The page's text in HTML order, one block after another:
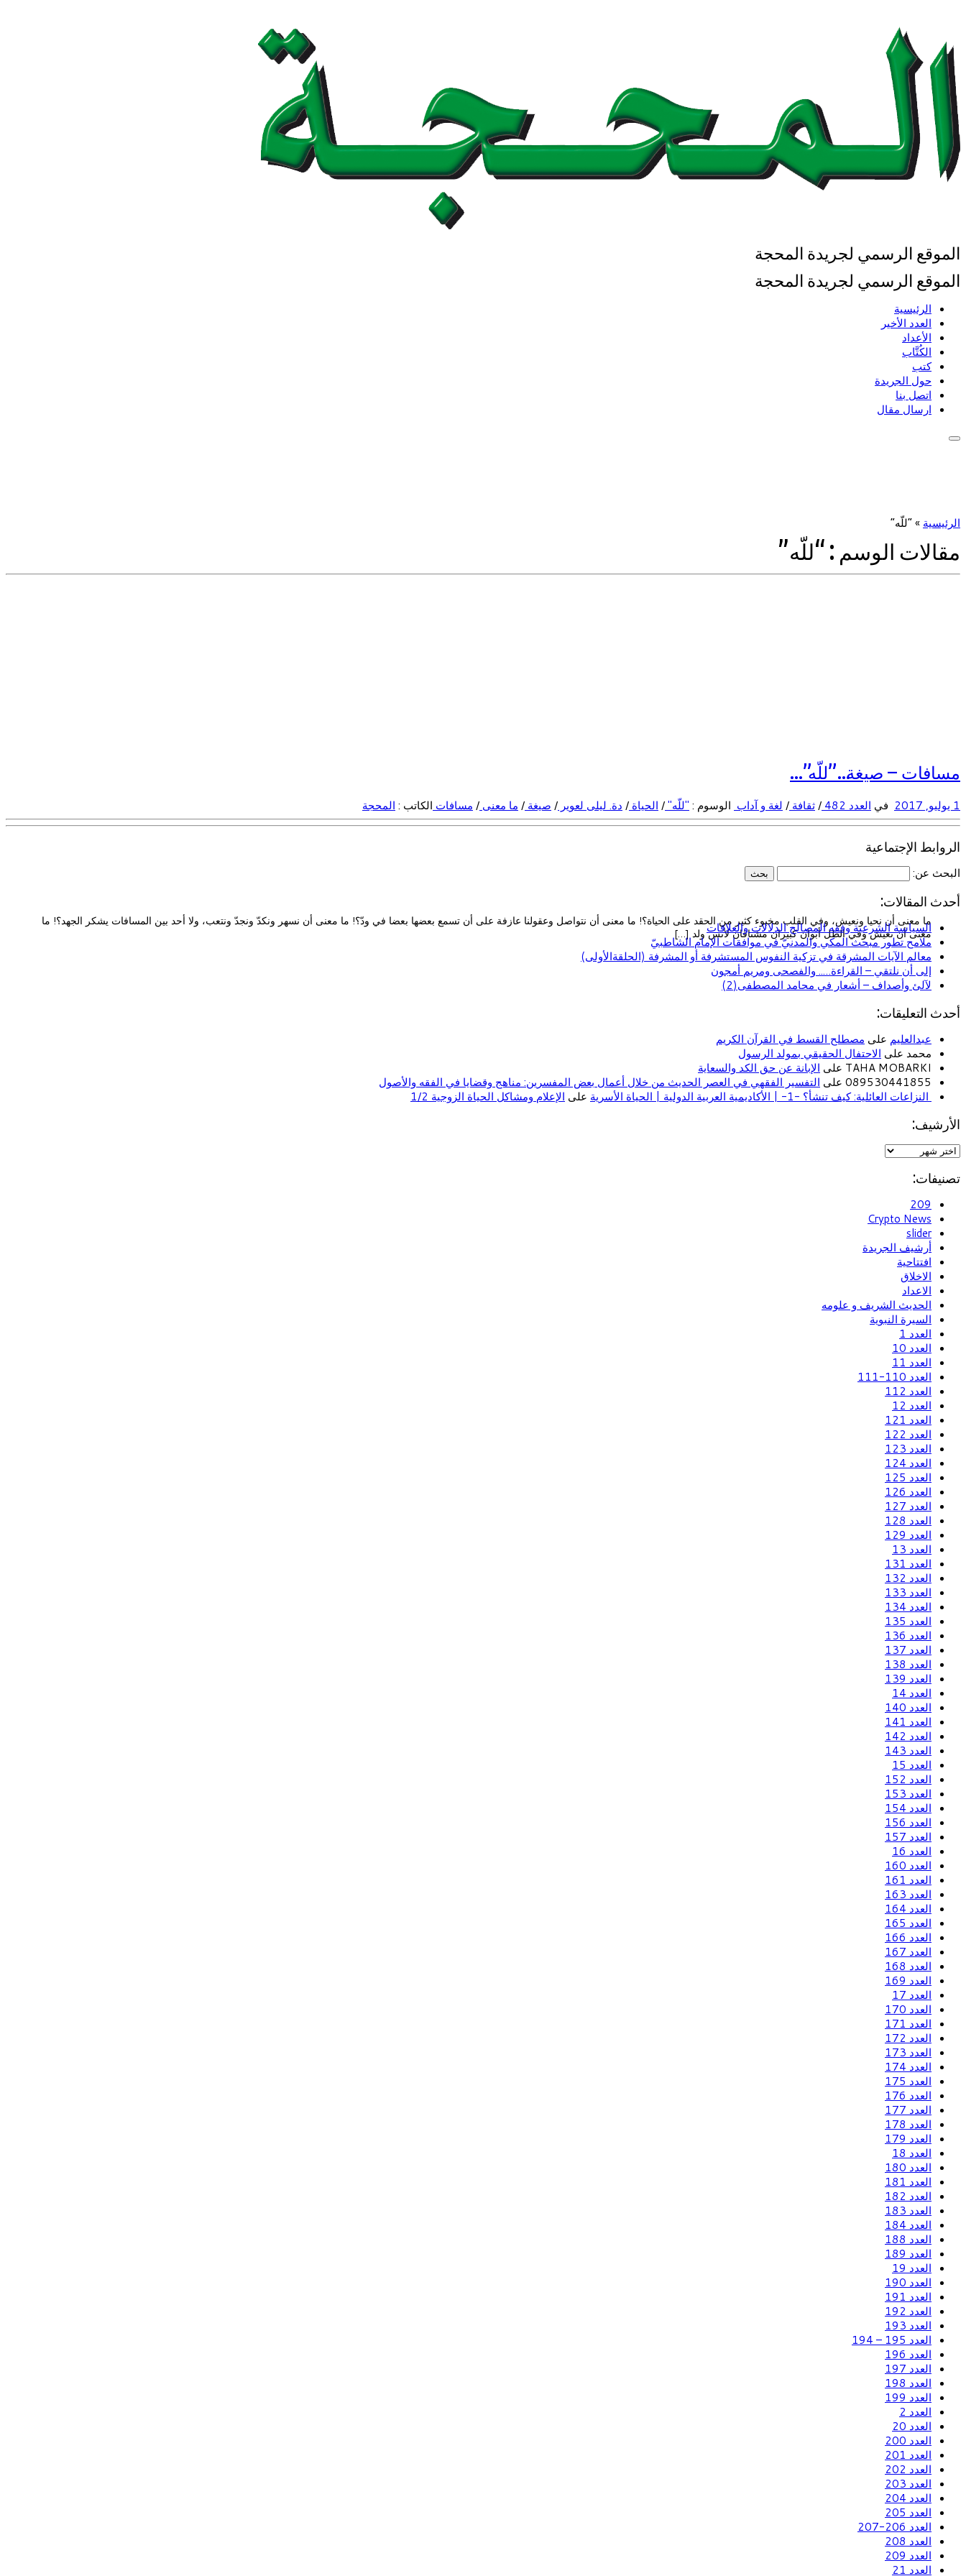
الموقع الرسمي لجريدة المحجة
الموقع الرسمي لجريدة المحجة
الرئيسية
العدد الأخير
الأعداد
الكُتَّاب
كتب
حول الجريدة
اتصل بنا
ارسال مقال
الرئيسية »“للّه”
مقالات الوسم : “للّه”
ما معنى أن نحيا ونعيش، وفي القلب مخبوء كثير من الحقد على الحياة؟! ما معنى أن نتواصل وعقولنا عازفة على أن تسمع بعضها بعضا في ودّ؟! ما معنى أن نسهر ونكدّ ونجدّ ونتعب، ولا أحد بين المسافات يشكر الجهد؟! ما
معنى أن نعيش وفي الظل أبوان كبيران مشتاقان لأنس ولد […]
مسافات – صيغة…”للّه”…
1 يوليو, 2017 في العدد 482 /ثقافة / لغة و آداب الوسوم : "للّه"/ الحياة / دة. ليلى لعوير / صيغة / ما معنى / مسافات الكاتب : المحجة
الروابط الإجتماعية
البحث عن:
أحدث المقالات:
السياسة الشرعية وفقه المصالح الدلالات والعلاقات
ملامح تطور مبحث المكي والمدنيّ في موافقات الإمام الشاطبيّ
معالم الآيات المشرقة في تزكية النفوس المستشرفة أو المشرفة (الحلقةالأولى)
إلى أن نلتقي – القراءة….. والفصحى ومريم أمجون
لآلئ وأصداف – أشعار في محامد المصطفى(2)
أحدث التعليقات:
عبدالعليم على مصطلح القسط في القرآن الكريم
محمد على الاحتفال الحقيقي بمولد الرسول
TAHA MOBARKI على
الإبانة عن حق الكد والسعاية
089530441855 على
التفسير الفقهي في العصر الحديث من خلال أعمال بعض المفسرين: مناهج وقضايا في الفقه والأصول
النزاعات العائلية: كيف تنشأ؟ -1- | الأكاديمية العربية الدولية | الحياة الأسرية
على الإعلام ومشاكل الحياة الزوجية 1/2
الأرشيف:
تصنيفات:
209
Crypto News
slider
أرشيف الجريدة
افتتاحية
الاخلاق
الاعداد
الحديث الشريف و علومه
السيرة النبوية
العدد 1
العدد 10
العدد 11
العدد 110-111
العدد 112
العدد 12
العدد 121
العدد 122
العدد 123
العدد 124
العدد 125
العدد 126
العدد 127
العدد 128
العدد 129
العدد 13
العدد 131
العدد 132
العدد 133
العدد 134
العدد 135
العدد 136
العدد 137
العدد 138
العدد 139
العدد 14
العدد 140
العدد 141
العدد 142
العدد 143
العدد 15
العدد 152
العدد 153
العدد 154
العدد 156
العدد 157
العدد 16
العدد 160
العدد 161
العدد 163
العدد 164
العدد 165
العدد 166
العدد 167
العدد 168
العدد 169
العدد 17
العدد 170
العدد 171
العدد 172
العدد 173
العدد 174
العدد 175
العدد 176
العدد 177
العدد 178
العدد 179
العدد 18
العدد 180
العدد 181
العدد 182
العدد 183
العدد 184
العدد 188
العدد 189
العدد 19
العدد 190
العدد 191
العدد 192
العدد 193
العدد 195 – 194
العدد 196
العدد 197
العدد 198
العدد 199
العدد 2
العدد 20
العدد 200
العدد 201
العدد 202
العدد 203
العدد 204
العدد 205
العدد 206-207
العدد 208
العدد 209
العدد 21